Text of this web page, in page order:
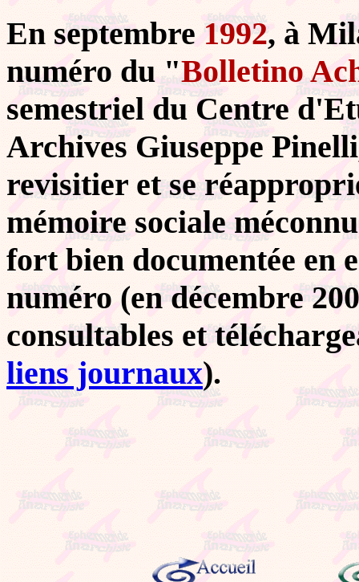
En septembre 1992, à
numéro du "Bolletino
semestriel du Centre
Archives Giuseppe
revisitier et se
mémoire sociale
fort bien documentée en
numéro (en décembre
consultables et
liens journaux).